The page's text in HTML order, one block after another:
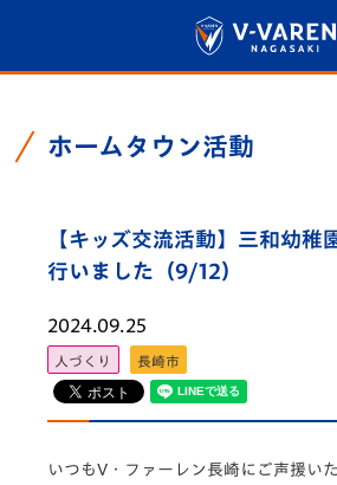
ホームタウン活動
【キッズ交流活動】三和幼稚
行いました（9/12）
2024.09.25
人づくり 長崎市
いつもV・ ファーレン長崎にご声援い